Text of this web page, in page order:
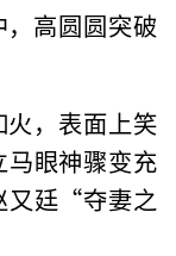
高圆圆突破
，表面上笑
眼神骤变充
又廷“夺妻之